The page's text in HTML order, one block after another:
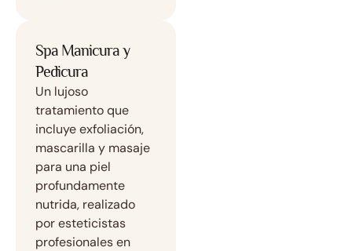
Spa Manicura y
Pedicura
Un lujoso
tratamiento que
incluye exfoliación,
mascarilla y masaje
para una piel
profundamente
nutrida, realizado
por esteticistas
profesionales en